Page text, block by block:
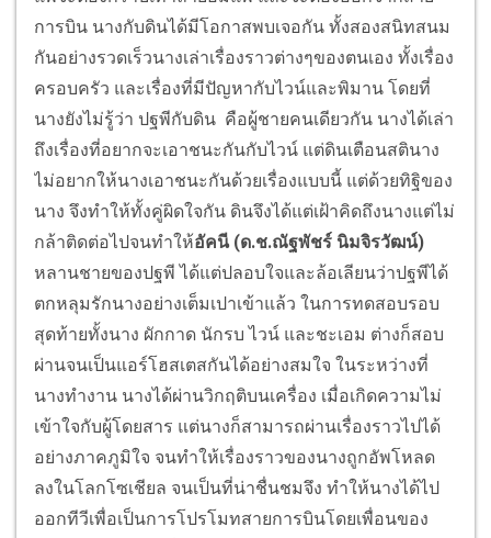
การบิน นางกับดินได้มีโอกาสพบเจอกัน ทั้งสองสนิทสนม
กันอย่างรวดเร็วนางเล่าเรื่องราวต่างๆของตนเอง ทั้งเรื่อง
ครอบครัว และเรื่องที่มีปัญหากับไวน์และพิมาน โดยที่
นางยังไม่รู้ว่า ปฐพีกับดิน คือผู้ชายคนเดียวกัน นางได้เล่า
ถึงเรื่องที่อยากจะเอาชนะกันกับไวน์ แต่ดินเตือนสตินาง
ไม่อยากให้นางเอาชนะกันด้วยเรื่องแบบนี้ แต่ด้วยทิฐิของ
นาง จึงทำให้ทั้งคู่ผิดใจกัน ดินจึงได้แต่เฝ้าคิดถึงนางแต่ไม่
กล้าติดต่อไปจนทำให้อัคนี (ด.ช.ณัฐพัชร์ นิมจิรวัฒน์)
หลานชายของปฐพี ได้แต่ปลอบใจและล้อเลียนว่าปฐพีได้
ตกหลุมรักนางอย่างเต็มเปาเข้าแล้ว ในการทดสอบรอบ
สุดท้ายทั้งนาง ผักกาด นักรบ ไวน์ และชะเอม ต่างก็สอบ
ผ่านจนเป็นแอร์โฮสเตสกันได้อย่างสมใจ ในระหว่างที่
นางทำงาน นางได้ผ่านวิกฤติบนเครื่อง เมื่อเกิดความไม่
เข้าใจกับผู้โดยสาร แต่นางก็สามารถผ่านเรื่องราวไปได้
อย่างภาคภูมิใจ จนทำให้เรื่องราวของนางถูกอัพโหลด
ลงในโลกโซเชียล จนเป็นที่น่าชื่นชมจึง ทำให้นางได้ไป
ออกทีวีเพื่อเป็นการโปรโมทสายการบินโดยเพื่อนของ